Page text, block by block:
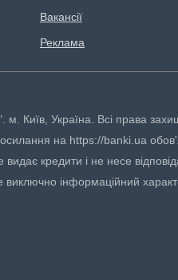
Вакансії
Реклама
Київ, Україна. Всі права
на https://banki.ua
кредити і не несе
інформаційний